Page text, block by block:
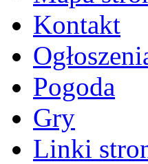
Kontakt
Pogoda
Gry
Linki